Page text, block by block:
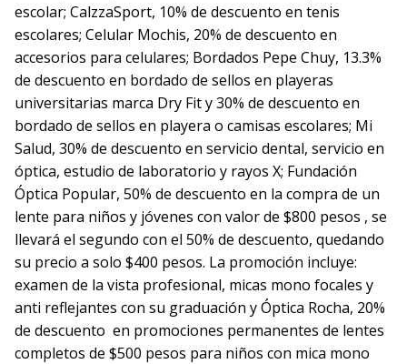
escolar; CalzzaSport, 10% de descuento en tenis
escolares; Celular Mochis, 20% de descuento en
accesorios para celulares; Bordados Pepe Chuy, 13.3%
de descuento en bordado de sellos en playeras
universitarias marca Dry Fit y 30% de descuento en
bordado de sellos en playera o camisas escolares; Mi
Salud, 30% de descuento en servicio dental, servicio en
óptica, estudio de laboratorio y rayos X; Fundación
Óptica Popular, 50% de descuento en la compra de un
lente para niños y jóvenes con valor de $800 pesos , se
llevará el segundo con el 50% de descuento, quedando
su precio a solo $400 pesos. La promoción incluye:
examen de la vista profesional, micas mono focales y
anti reflejantes con su graduación y Óptica Rocha, 20%
de descuento en promociones permanentes de lentes
completos de $500 pesos para niños con mica mono